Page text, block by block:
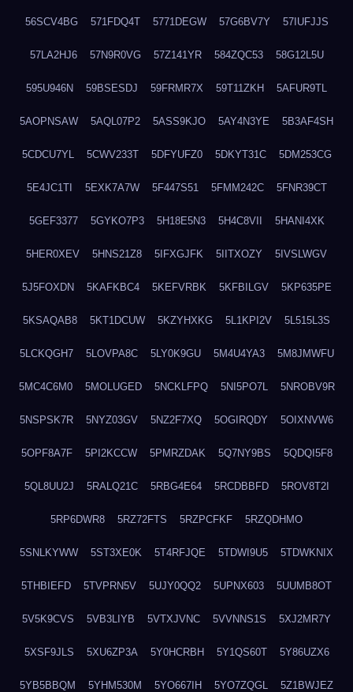
56SCV4BG 571FDQ4T 5771DEGW 57G6BV7Y 57IUFJJS
57LA2HJ6 57N9R0VG 57Z141YR 584ZQC53 58G12L5U
595U946N 59BSESDJ 59FRMR7X 59T11ZKH 5AFUR9TL
5AOPNSAW 5AQL07P2 5ASS9KJO 5AY4N3YE 5B3AF4SH
5CDCU7YL 5CWV233T 5DFYUFZ0 5DKYT31C 5DM253CG
5E4JC1TI 5EXK7A7W 5F447S51 5FMM242C 5FNR39CT
5GEF3377 5GYKO7P3 5H18E5N3 5H4C8VII 5HANI4XK
5HER0XEV 5HNS21Z8 5IFXGJFK 5IITXOZY 5IVSLWGV
5J5FOXDN 5KAFKBC4 5KEFVRBK 5KFBILGV 5KP635PE
5KSAQAB8 5KT1DCUW 5KZYHXKG 5L1KPI2V 5L515L3S
5LCKQGH7 5LOVPA8C 5LY0K9GU 5M4U4YA3 5M8JMWFU
5MC4C6M0 5MOLUGED 5NCKLFPQ 5NI5PO7L 5NROBV9R
5NSPSK7R 5NYZ03GV 5NZ2F7XQ 5OGIRQDY 5OIXNVW6
5OPF8A7F 5PI2KCCW 5PMRZDAK 5Q7NY9BS 5QDQI5F8
5QL8UU2J 5RALQ21C 5RBG4E64 5RCDBBFD 5ROV8T2I
5RP6DWR8 5RZ72FTS 5RZPCFKF 5RZQDHMO
5SNLKYWW 5ST3XE0K 5T4RFJQE 5TDWI9U5 5TDWKNIX
5THBIEFD 5TVPRN5V 5UJY0QQ2 5UPNX603 5UUMB8OT
5V5K9CVS 5VB3LIYB 5VTXJVNC 5VVNNS1S 5XJ2MR7Y
5XSF9JLS 5XU6ZP3A 5Y0HCRBH 5Y1QS60T 5Y86UZX6
5YB5BBQM 5YHM530M 5YO667IH 5YO7ZQGL 5Z1BWJEZ